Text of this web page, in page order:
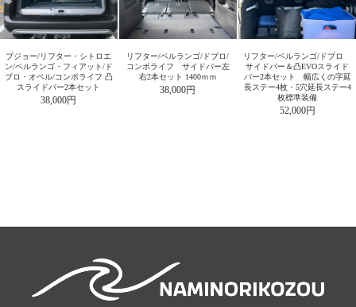
プジョー/リフター・シトロエ
ン/ベルランゴ・フィアット/ド
ブロ・オペル/コンボライフ 凸
スライドバー2本セット
38,000円
リフター/ベルランゴ/ドブロ/
コンボライフ サイドバー左
右2本セット 1400ｍｍ
38,000円
リフター/ベルランゴ/ドブロ
サイドバー＆凸EVOスライド
バー2本セット 幅広くの字延
長ステー4枚・5穴延長ステー4
枚標準装備
52,000円